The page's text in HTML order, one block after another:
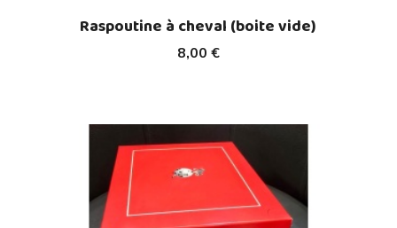
8,00 €
Raspoutine à cheval (boite vide)